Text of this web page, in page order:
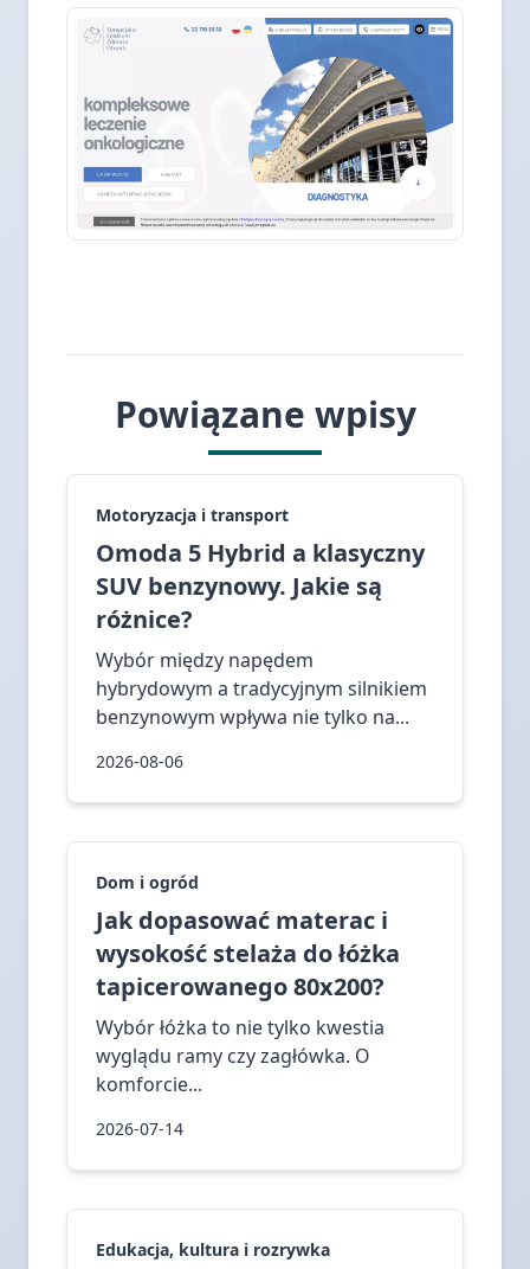
Powiązane wpisy
Motoryzacja i transport
Omoda 5 Hybrid a klasyczny
SUV benzynowy. Jakie są
różnice?
Wybór między napędem
hybrydowym a tradycyjnym silnikiem
benzynowym wpływa nie tylko na...
2026-08-06
Dom i ogród
Jak dopasować materac i
wysokość stelaża do łóżka
tapicerowanego 80x200?
Wybór łóżka to nie tylko kwestia
wyglądu ramy czy zagłówka. O
komforcie...
2026-07-14
Edukacja, kultura i rozrywka